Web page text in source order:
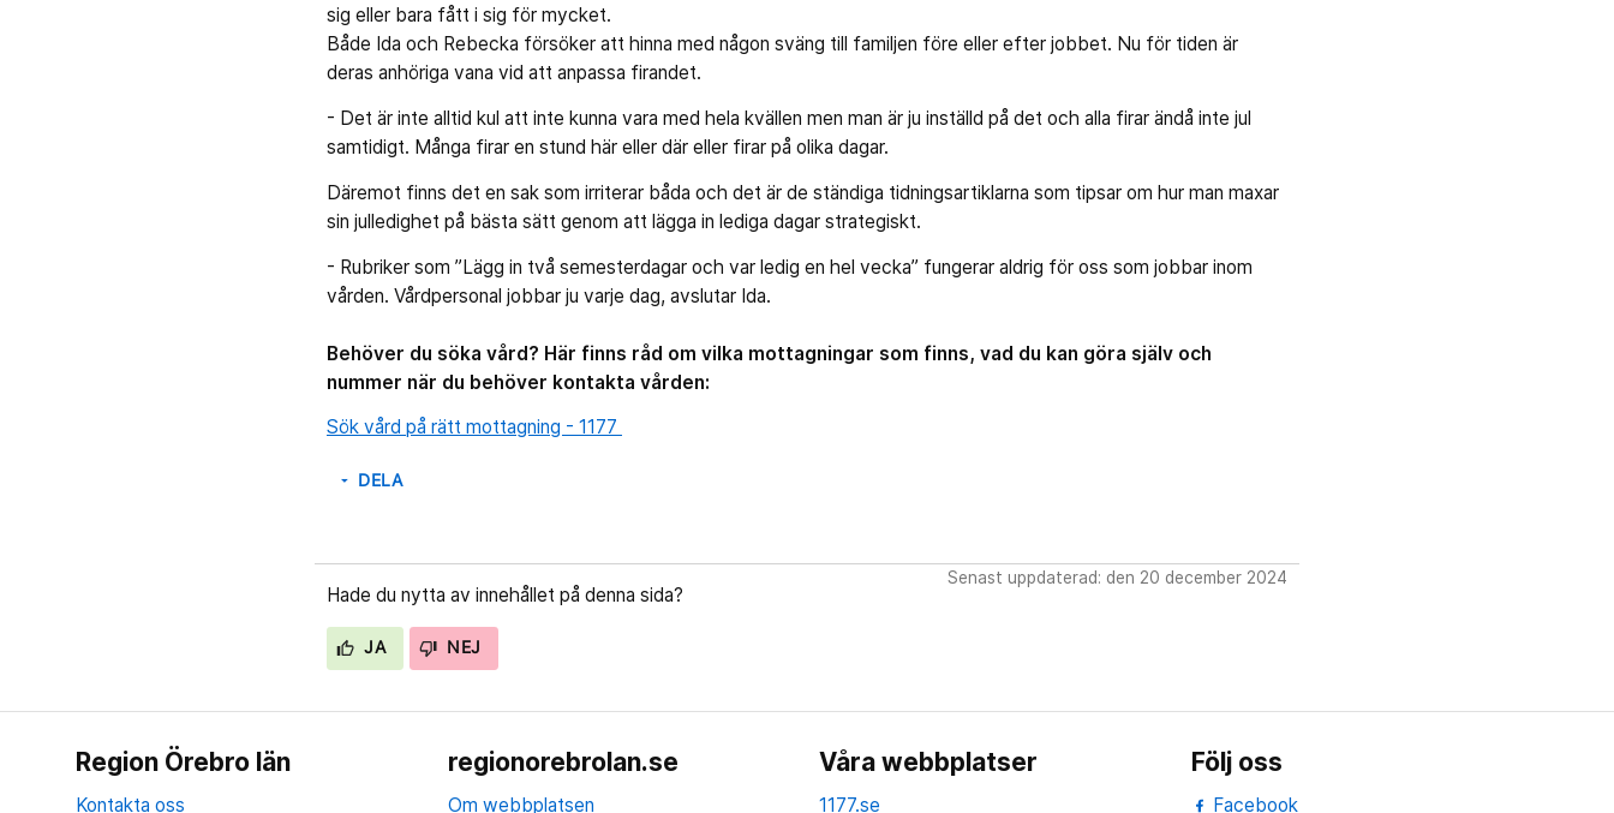
sig eller bara fått i sig för mycket.
Både Ida och Rebecka försöker att hinna med någon sväng till familjen före eller efter jobbet. Nu för tiden är
deras anhöriga vana vid att anpassa firandet.
- Det är inte alltid kul att inte kunna vara med hela kvällen men man är ju inställd på det och alla firar ändå inte jul
samtidigt. Många firar en stund här eller där eller firar på olika dagar.
Däremot finns det en sak som irriterar båda och det är de ständiga tidningsartiklarna som tipsar om hur man maxar
sin julledighet på bästa sätt genom att lägga in lediga dagar strategiskt.
- Rubriker som ”Lägg in två semesterdagar och var ledig en hel vecka” fungerar aldrig för oss som jobbar inom
vården. Vårdpersonal jobbar ju varje dag, avslutar Ida.
Behöver du söka vård? Här finns råd om vilka mottagningar som finns, vad du kan göra själv och
nummer när du behöver kontakta vården:
Sök vård på rätt mottagning - 1177
arrow_drop_down DELA
Hade du nytta av innehållet på denna sida?
JA NEJ
Senast uppdaterad: den 20 december 2024
Region Örebro län
Kontakta oss
regionorebrolan.se
Om webbplatsen
Våra webbplatser
1177.se
Följ oss
Facebook